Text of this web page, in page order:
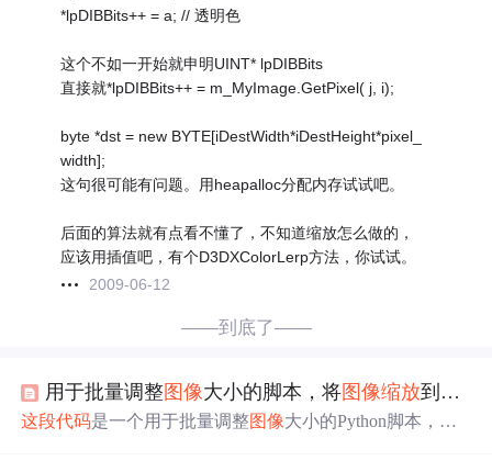
*lpDIBBits++ = a; // 透明色
这个不如一开始就申明UINT* lpDIBBits
直接就*lpDIBBits++ = m_MyImage.GetPixel( j, i);
byte *dst = new BYTE[iDestWidth*iDestHeight*pixel_
width];
这句很可能有问题。用heapalloc分配内存试试吧。
后面的算法就有点看不懂了，不知道缩放怎么做的，
应该用插值吧，有个D3DXColorLerp方法，你试试。
2009-06-12
——到底了——
用于批量调整图像大小的脚本，将图像缩放到大约200万像素，并保存到指定的输出文件夹
这段代码是一个用于批量调整图像大小的Python脚本，主